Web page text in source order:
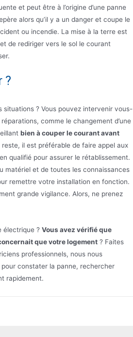
et peut être à l’origine d’une panne
alors qu’il y a un danger et coupe le
ou incendie. La mise à la terre est
de rediriger vers le sol le courant
?
situations ? Vous pouvez intervenir vous-
comme le changement d’une
bien à couper le courant avant
reste, il est préférable de faire appel aux
qualifié pour assurer le rétablissement.
matériel et de toutes les connaissances
remettre votre installation en fonction.
grande vigilance. Alors, ne prenez
électrique ? Vous avez vérifié que
que votre logement ? Faites
professionnels, nous nous
constater la panne, rechercher
rapidement.